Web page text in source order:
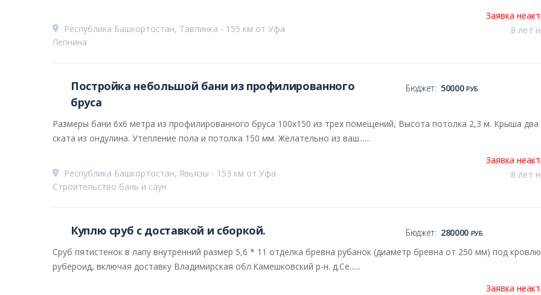
Заявка
8 лет
Республика Башкортостан, Тавлинка - 155 км от Уфа
Лепнина
Постройка небольшой бани из профилированного
бруса
Бюджет: 50000 РУБ.
Размеры бани 6х6 метра из профилированного бруса 100х150 из трех помещений, Высота потолка 2,3 м. Крыша два
ската из ондулина. Утепление пола и потолка 150 мм. Желательно из ваш......
Заявка
8 лет
Республика Башкортостан, Явьязы - 153 км от Уфа
Строительство бань и саун
Куплю сруб с доставкой и сборкой. Бюджет: 280000 РУБ.
Сруб пятистенок в лапу внутренний размер 5,6 * 11 отделка бревна рубанок (диаметр бревна от 250 мм) под кровлю
рубероид, включая доставку Владимирская обл.Камешковский р-н. д.Се......
Заявка